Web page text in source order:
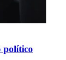
político